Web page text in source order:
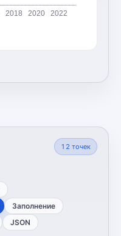
2018 2020 2022
12 точек
Заполнение
JSON